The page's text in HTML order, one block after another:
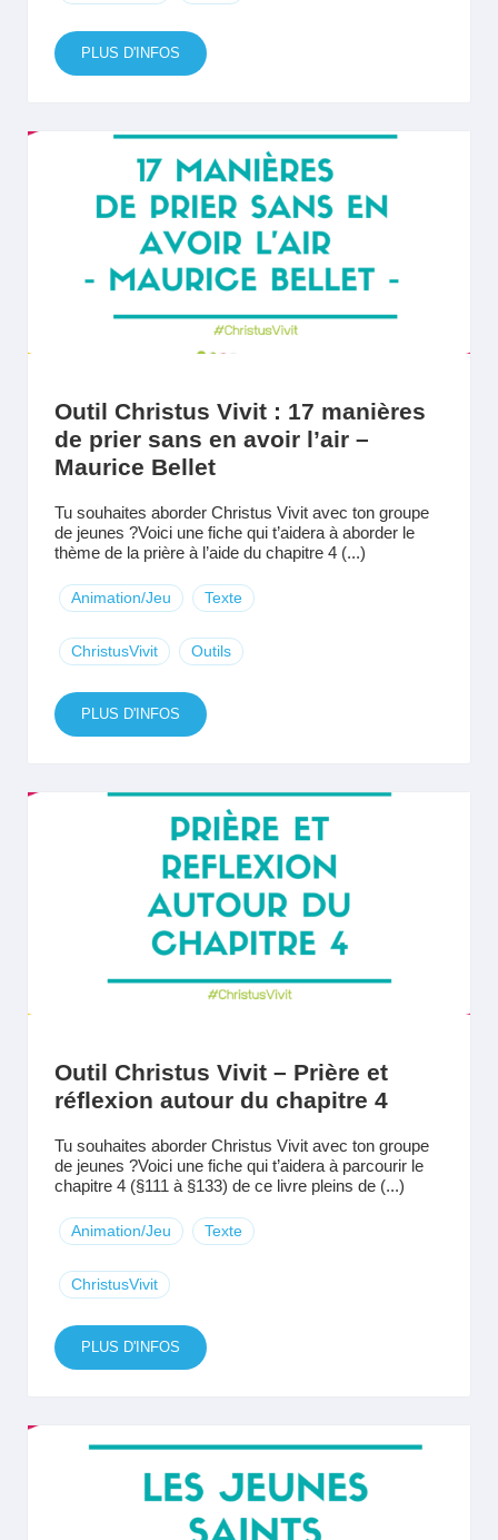
PLUS D'INFOS
Outil Christus Vivit : 17 manières
de prier sans en avoir l’air –
Maurice Bellet
Tu souhaites aborder Christus Vivit avec ton groupe
de jeunes ?Voici une fiche qui t’aidera à aborder le
thème de la prière à l’aide du chapitre 4 (...)
Animation/Jeu Texte
ChristusVivit Outils
PLUS D'INFOS
Outil Christus Vivit – Prière et
réflexion autour du chapitre 4
Tu souhaites aborder Christus Vivit avec ton groupe
de jeunes ?Voici une fiche qui t’aidera à parcourir le
chapitre 4 (§111 à §133) de ce livre pleins de (...)
Animation/Jeu Texte
ChristusVivit
PLUS D'INFOS